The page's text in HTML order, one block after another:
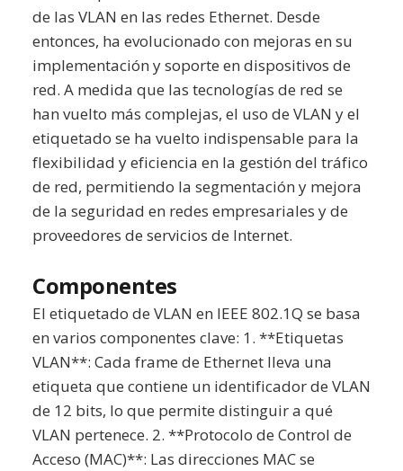
de las VLAN en las redes Ethernet. Desde
entonces, ha evolucionado con mejoras en su
implementación y soporte en dispositivos de
red. A medida que las tecnologías de red se
han vuelto más complejas, el uso de VLAN y el
etiquetado se ha vuelto indispensable para la
flexibilidad y eficiencia en la gestión del tráfico
de red, permitiendo la segmentación y mejora
de la seguridad en redes empresariales y de
proveedores de servicios de Internet.
Componentes
El etiquetado de VLAN en IEEE 802.1Q se basa
en varios componentes clave: 1. **Etiquetas
VLAN**: Cada frame de Ethernet lleva una
etiqueta que contiene un identificador de VLAN
de 12 bits, lo que permite distinguir a qué
VLAN pertenece. 2. **Protocolo de Control de
Acceso (MAC)**: Las direcciones MAC se